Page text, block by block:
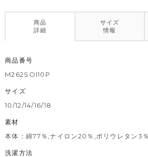
商品
詳細
サイズ
情報
商品番号
M262SOI10P
サイズ
10/12/14/16/18
素材
本体：綿77％,ナイロン20％,ポリウレタン3％
洗濯方法